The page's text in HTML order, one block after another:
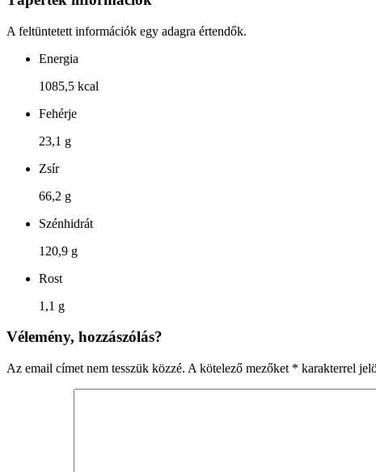
A feltüntetett információk egy adagra értendők.
Energia
1085,5 kcal
Fehérje
23,1 g
Zsír
66,2 g
Szénhidrát
120,9 g
Rost
1,1 g
Vélemény, hozzászólás?
Az email címet nem tesszük közzé. A kötelező mezőket * karakterrel